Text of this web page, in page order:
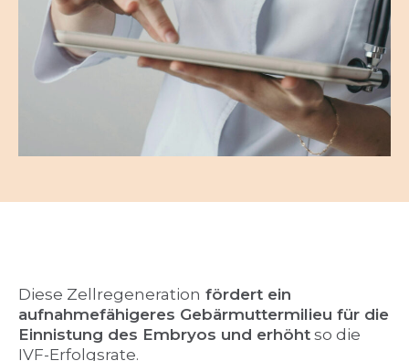
Diese Zellregeneration fördert ein
aufnahmefähigeres Gebärmuttermilieu für die
Einnistung des Embryos und erhöht so die
IVF-Erfolgsrate.